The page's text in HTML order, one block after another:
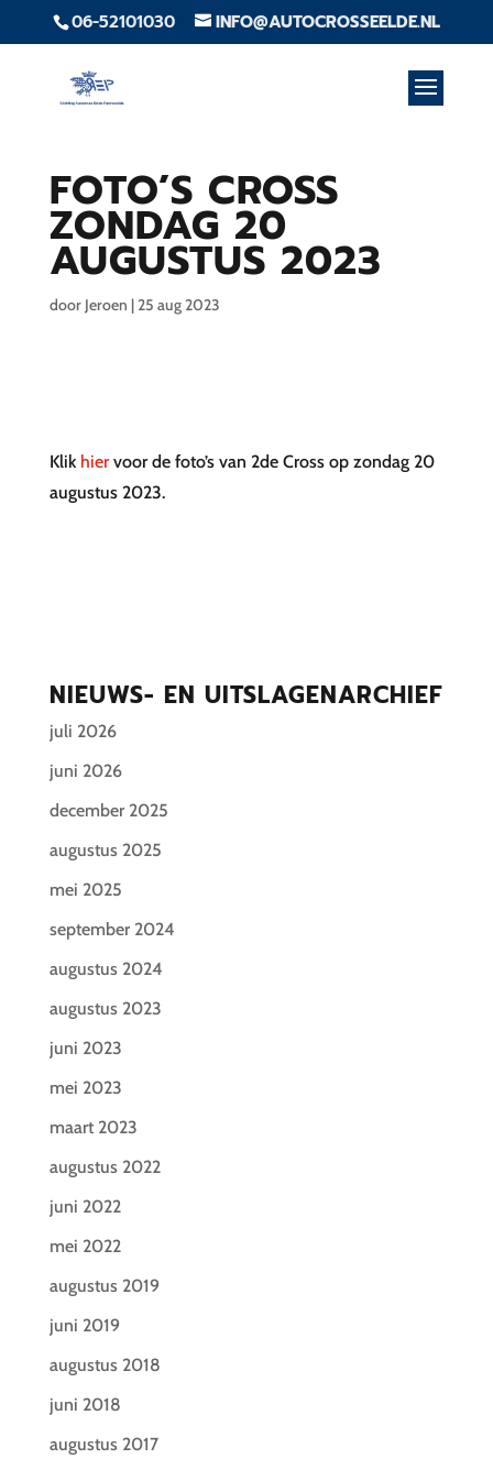
06-52101030 INFO@AUTOCROSSEELDE.NL
FOTO’S CROSS
ZONDAG 20
AUGUSTUS 2023
door Jeroen |25 aug 2023
Klik hiervoor de foto’s van 2de Cross op zondag 20
augustus 2023.
NIEUWS- EN UITSLAGENARCHIEF
juli 2026
juni 2026
december 2025
augustus 2025
mei 2025
september 2024
augustus 2024
augustus 2023
juni 2023
mei 2023
maart 2023
augustus 2022
juni 2022
mei 2022
augustus 2019
juni 2019
augustus 2018
juni 2018
augustus 2017